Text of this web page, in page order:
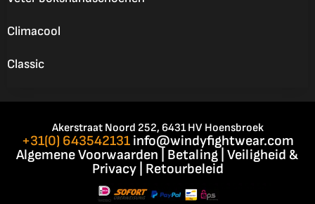
Climacool
Classic
Akerstraat Noord 252, 6431 HV Hoensbroek
+31(0) 643542131info@windyfightwear.com
Algemene Voorwaarden
Betaling Veiligheid &
Privacy
Retourbeleid